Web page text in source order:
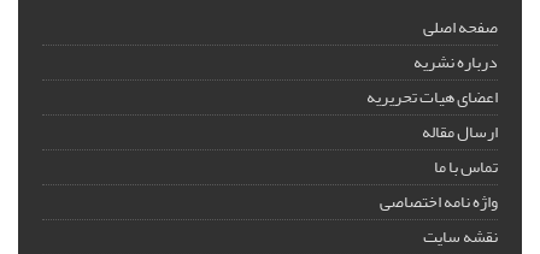
صفحه اصلی
درباره نشریه
اعضای هیات تحریریه
ارسال مقاله
تماس با ما
واژه نامه اختصاصی
نقشه سایت